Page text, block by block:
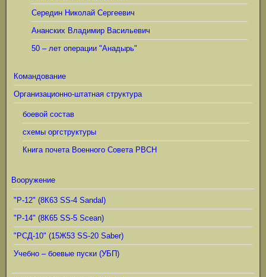
Середин Николай Сергеевич
Ананских Владимир Васильевич
50 – лет операции "Анадырь"
Командование
Организационно-штатная структура
боевой состав
схемы оргструктуры
Книга почета Военного Совета РВСН
Вооружение
"Р-12" (8К63 SS-4 Sandal)
"Р-14" (8К65 SS-5 Scean)
"РСД-10" (15Ж53 SS-20 Saber)
Учебно – боевые пуски (УБП)